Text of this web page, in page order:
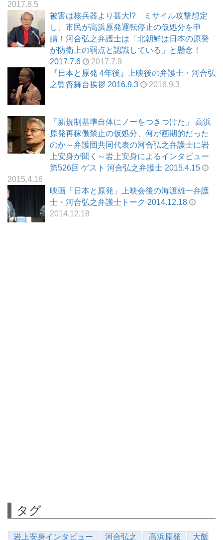
2017.8.5
被害は核兵器より甚大!? ミサイル攻撃想定
し、市民が高浜原発運転停止の仮処分を申
請！河合弘之弁護士は「北朝鮮は日本の原発
が防衛上の弱点と認識している」と懸念！
2017.7.6
2017.7.9
『日本と原発 4年後』上映後の弁護士・河合弘
之監督舞台挨拶 2016.9.3
2016.9.3
「新規制基準自体にノーをつきつけた」 高浜
原発再稼働禁止の仮処分、何が画期的だった
のか～弁護団共同代表の河合弘之弁護士に岩
上安身が聞く～岩上安身によるインタビュー
第526回 ゲスト 河合弘之弁護士 2015.4.15
2015.4.16
映画「日本と原発」上映会後の海渡雄一弁護
士・河合弘之弁護士トーク 2014.12.18
2014.12.18
タグ
岩上安身インタビュー 河合弘之 高浜原発
大飯